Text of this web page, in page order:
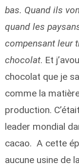
bas. Quand ils
quand les
compensant leur
chocolat. Et
chocolat que je
comme la
production.
leader mondial
cacao. A cette
aucune usine de